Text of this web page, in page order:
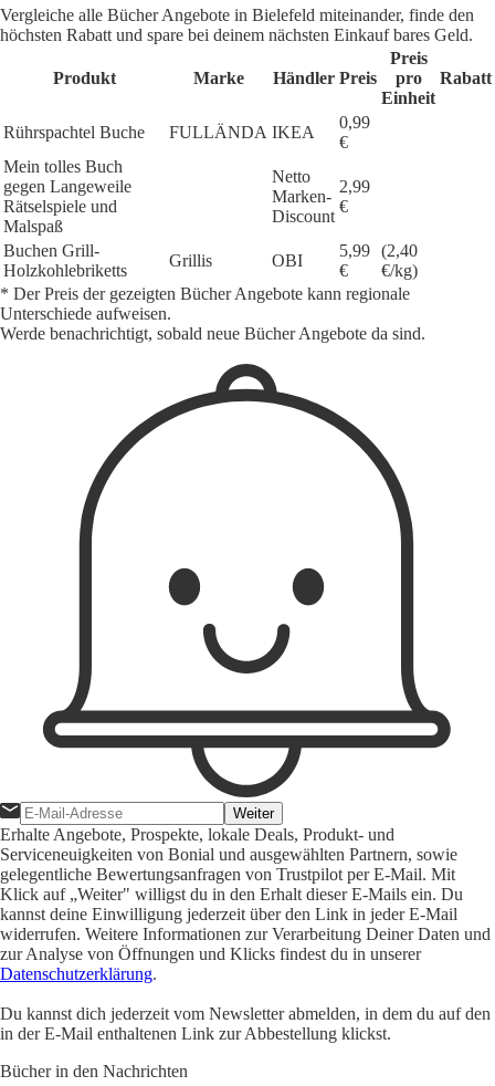
Vergleiche alle Bücher Angebote in Bielefeld miteinander, finde den
höchsten Rabatt und spare bei deinem nächsten Einkauf bares Geld.
Produkt Marke Händler Preis
Preis
pro
Einheit
Rabatt
Rührspachtel Buche FULLÄNDA IKEA
0,99
€
Mein tolles Buch
gegen Langeweile
Rätselspiele und
Malspaß
Netto
Marken-
Discount
2,99
€
Buchen Grill-
Holzkohlebriketts
Grillis OBI
5,99
€
(2,40
€/kg)
* Der Preis der gezeigten Bücher Angebote kann regionale
Unterschiede aufweisen.
Werde benachrichtigt, sobald neue Bücher Angebote da sind.
Weiter
Erhalte Angebote, Prospekte, lokale Deals, Produkt- und
Serviceneuigkeiten von Bonial und ausgewählten Partnern, sowie
gelegentliche Bewertungsanfragen von Trustpilot per E-Mail. Mit
Klick auf „Weiter" willigst du in den Erhalt dieser E-Mails ein. Du
kannst deine Einwilligung jederzeit über den Link in jeder E-Mail
widerrufen. Weitere Informationen zur Verarbeitung Deiner Daten und
zur Analyse von Öffnungen und Klicks findest du in unserer
Datenschutzerklärung.
Du kannst dich jederzeit vom Newsletter abmelden, in dem du auf den
in der E-Mail enthaltenen Link zur Abbestellung klickst.
Bücher in den Nachrichten